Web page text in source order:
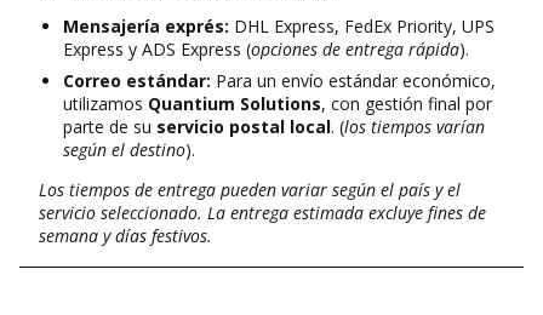
Mensajería exprés: DHL Express, FedEx Priority, UPS
Express y ADS Express (opciones de entrega rápida).
Correo estándar: Para un envío estándar económico,
utilizamos Quantium Solutions, con gestión final por
parte de su servicio postal local. (los tiempos varían
según el destino).
Los tiempos de entrega pueden variar según el país y el
servicio seleccionado. La entrega estimada excluye fines de
semana y días festivos.